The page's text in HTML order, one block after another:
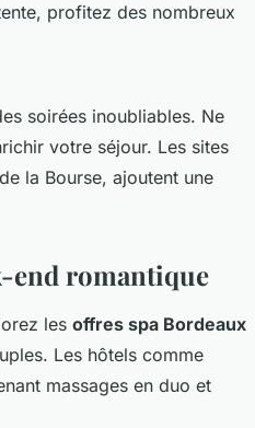
profitez des nombreux
soirées inoubliables. Ne
votre séjour. Les sites
la Bourse, ajoutent une
end romantique
les offres spa Bordeaux
Les hôtels comme
massages en duo et